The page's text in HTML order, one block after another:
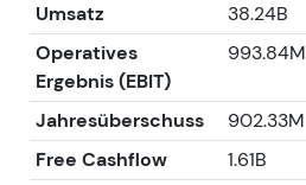
Umsatz
38.24B
Operatives
Ergebnis (EBIT)
993.84M
Jahresüberschuss 902.33M
Free Cashflow
1.61B